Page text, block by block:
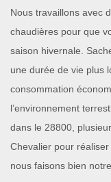
Nous travaillons avec
chaudières pour que
saison hivernale.
une durée de vie plus
consommation
l’environnement
dans le 28800,
Chevalier pour
nous faisons bien